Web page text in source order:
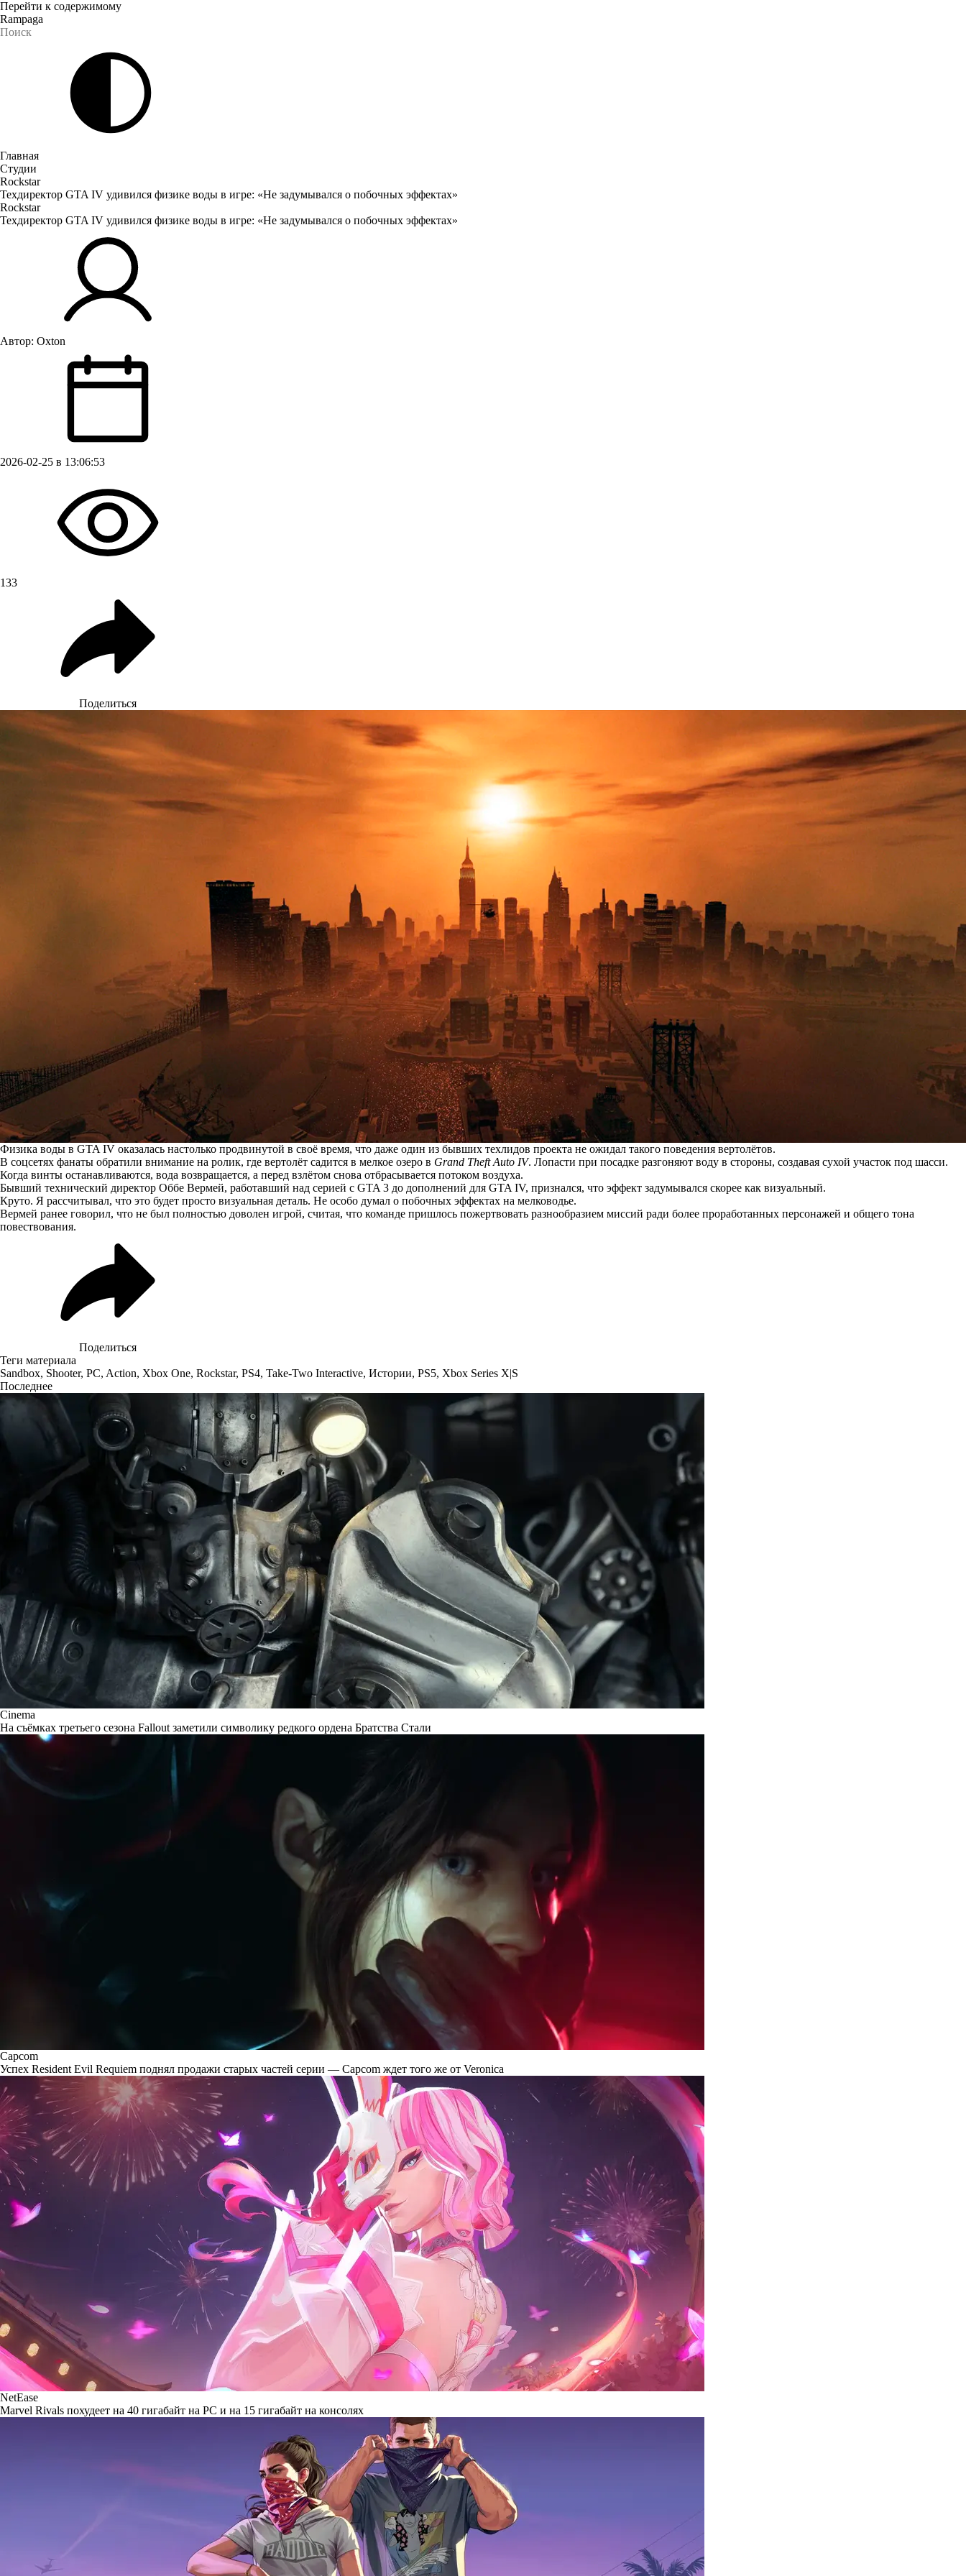
Перейти к содержимому
Rampaga
Главная
Студии
Rockstar
Техдиректор GTA IV удивился физике воды в игре: «Не задумывался о побочных эффектах»
Rockstar
Техдиректор GTA IV удивился физике воды в игре: «Не задумывался о побочных эффектах»
Автор: Oxton
2026-02-25 в 13:06:53
133
Поделиться
Физика воды в GTA IV оказалась настолько продвинутой в своё время, что даже один из бывших техлидов проекта не ожидал такого поведения вертолётов.
В соцсетях фанаты обратили внимание на ролик, где вертолёт садится в мелкое озеро в Grand Theft Auto IV. Лопасти при посадке разгоняют воду в стороны, создавая сухой участок под шасси.
Когда винты останавливаются, вода возвращается, а перед взлётом снова отбрасывается потоком воздуха.
Бывший технический директор Оббе Вермей, работавший над серией с GTA 3 до дополнений для GTA IV, признался, что эффект задумывался скорее как визуальный.
Круто. Я рассчитывал, что это будет просто визуальная деталь. Не особо думал о побочных эффектах на мелководье.
Вермей ранее говорил, что не был полностью доволен игрой, считая, что команде пришлось пожертвовать разнообразием миссий ради более проработанных персонажей и общего тона
повествования.
Поделиться
Теги материала
Sandbox, Shooter, PC, Action, Xbox One, Rockstar, PS4, Take-Two Interactive, Истории, PS5, Xbox Series X|S
Последнее
Cinema
На съёмках третьего сезона Fallout заметили символику редкого ордена Братства Стали
Capcom
Успех Resident Evil Requiem поднял продажи старых частей серии — Capcom ждет того же от Veronica
NetEase
Marvel Rivals похудеет на 40 гигабайт на PC и на 15 гигабайт на консолях